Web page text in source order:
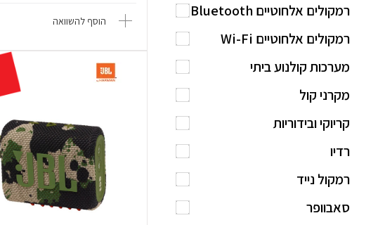
הוסף להשוואה
רמקולים אלחוטיים Bluetooth
רמקולים אלחוטיים Wi-Fi
מערכות קולנוע ביתי
מקרני קול
קריוקי ובידוריות
רדיו
רמקול נייד
סאבוופר